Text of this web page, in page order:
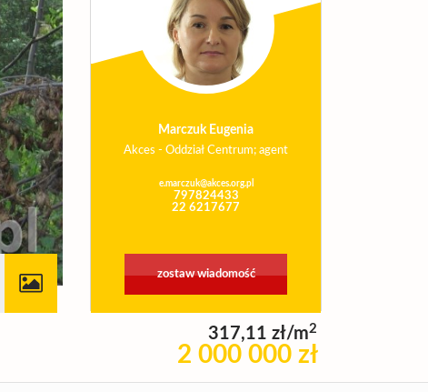
Marczuk Eugenia
Akces - Oddział Centrum; agent
e.marczuk@akces.org.pl
797824433
22 6217677
zostaw wiadomość
317,11 zł/m2
2 000 000 zł